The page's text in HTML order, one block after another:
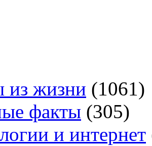
из жизни (1061)
факты (305)
и интернет